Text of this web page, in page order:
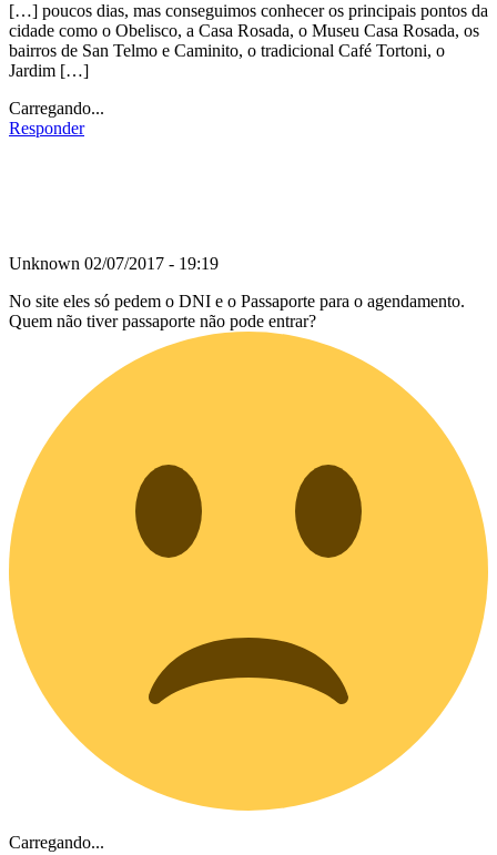
[…] poucos dias, mas conseguimos conhecer os principais pontos da
cidade como o Obelisco, a Casa Rosada, o Museu Casa Rosada, os
bairros de San Telmo e Caminito, o tradicional Café Tortoni, o
Jardim […]
Carregando...
Responder
Unknown 02/07/2017 - 19:19
No site eles só pedem o DNI e o Passaporte para o agendamento.
Quem não tiver passaporte não pode entrar?
Carregando...